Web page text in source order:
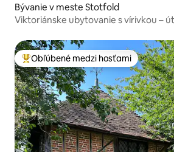
Bývanie v meste Stotfold
Viktoriánske ubytovanie s vírivkou –
Najobľúbenejšie medzi hosťami
Obľúbené medzi hosťami